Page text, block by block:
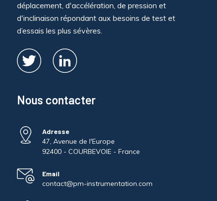
déplacement, d'accélération, de pression et
d'inclinaison répondant aux besoins de test et
d’essais les plus sévères.
Nous contacter
Adresse
47, Avenue de l'Europe
92400 - COURBEVOIE - France
Email
contact@pm-instrumentation.com